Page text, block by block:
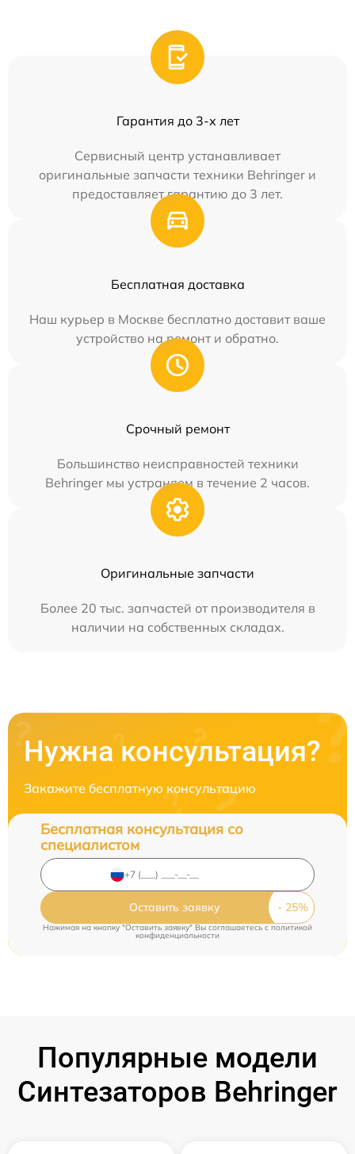
Гарантия до 3-х лет
Сервисный центр устанавливает
оригинальные запчасти техники Behringer и
предоставляет гарантию до 3 лет.
Бесплатная доставка
Наш курьер в Москве бесплатно доставит ваше
устройство на ремонт и обратно.
Срочный ремонт
Большинство неисправностей техники
Behringer мы устраняем в течение 2 часов.
Оригинальные запчасти
Более 20 тыс. запчастей от производителя в
наличии на собственных складах.
Нужна консультация?
Закажите бесплатную консультацию
Бесплатная консультация со
специалистом
Оставить заявку
Нажимая на кнопку "Оставить заявку" Вы соглашаетесь cполитикой
конфиденциальности
Популярные модели
Синтезаторов Behringer